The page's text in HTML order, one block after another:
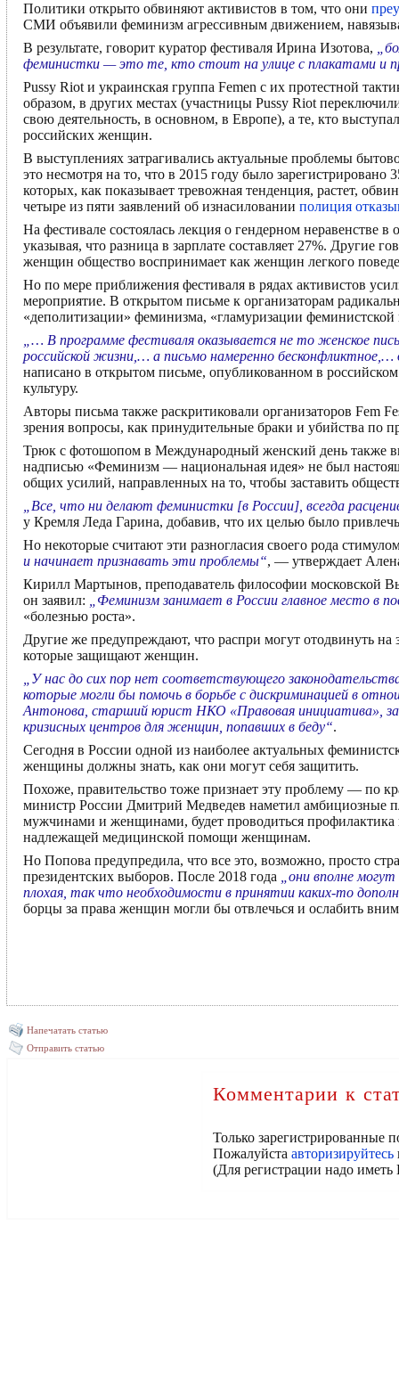
Политики открыто обвиняют активистов в том, что они
СМИ объявили феминизм агрессивным движением,
В результате, говорит куратор фестиваля Ирина Изотова,
феминистки — это те, кто стоит на улице с плакатами и
Pussy Riot и украинская группа Femen с их протестной
образом, в других местах (участницы Pussy Riot
свою деятельность, в основном, в Европе), а те, кто
российских женщин.
В выступлениях затрагивались актуальные проблемы
это несмотря на то, что в 2015 году было зарегистрировано
которых, как показывает тревожная тенденция, растет,
четыре из пяти заявлений об изнасиловании полиция
На фестивале состоялась лекция о гендерном неравенстве
указывая, что разница в зарплате составляет 27%. Другие
женщин общество воспринимает как женщин легкого
Но по мере приближения фестиваля в рядах активистов
мероприятие. В открытом письме к организаторам
«деполитизации» феминизма, «гламуризации феминистской
„… В программе фестиваля оказывается не то женское
российской жизни,… а письмо намеренно
написано в открытом письме, опубликованном в
культуру.
Авторы письма также раскритиковали организаторов Fem
зрения вопросы, как принудительные браки и убийства по
Трюк с фотошопом в Международный женский день также
надписью «Феминизм — национальная идея» не был
общих усилий, направленных на то, чтобы заставить
„Все, что ни делают феминистки [в России], всегда
у Кремля Леда Гарина, добавив, что их целью было
Но некоторые считают эти разногласия своего рода
и начинает признавать эти проблемы“, — утверждает
Кирилл Мартынов, преподаватель философии московской
он заявил:
„Феминизм занимает в России главное место в
«болезнью роста».
Другие же предупреждают, что распри могут отодвинуть на
которые защищают женщин.
„У нас до сих пор нет соответствующего
которые могли бы помочь в борьбе с дискриминацией в
Антонова, старший юрист НКО «Правовая инициатива»,
кризисных центров для женщин, попавших в беду“.
Сегодня в России одной из наиболее актуальных
женщины должны знать, как они могут себя защитить.
Похоже, правительство тоже признает эту проблему — по
министр России Дмитрий Медведев наметил амбициозные
мужчинами и женщинами, будет проводиться
надлежащей медицинской помощи женщинам.
Но Попова предупредила, что все это, возможно, просто
президентских выборов. После 2018 года
„они вполне
плохая, так что необходимости в принятии каких-то
борцы за права женщин могли бы отвлечься и ослабить
Напечатать статью
Отправить статью
Комментарии к
Только зарегистрированные
Пожалуйста авторизируйтесь
(Для регистрации надо